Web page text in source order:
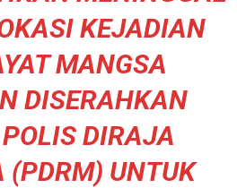
KEJADIAN
MANGSA
DISERAHKAN
DIRAJA
(PDRM) UNTUK